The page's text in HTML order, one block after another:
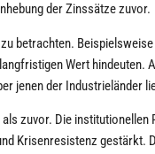
der Zinssätze zuvor.
betrachten.
Wert hindeuten.
jenen der Industrieländer
zuvor. Die institutionellen
Krisenresistenz gestärkt.